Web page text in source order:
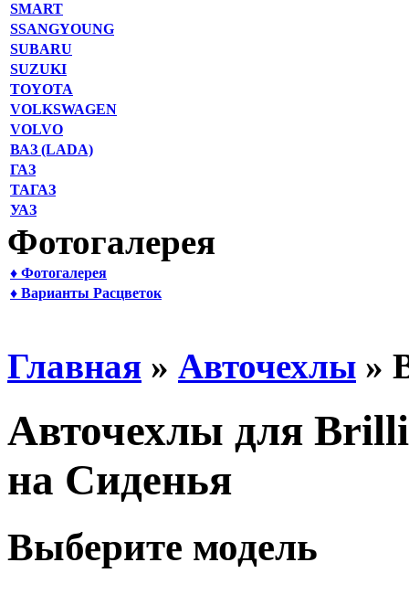
SMART
SSANGYOUNG
SUBARU
SUZUKI
TOYOTA
VOLKSWAGEN
VOLVO
ВАЗ (LADA)
ГАЗ
ТАГАЗ
УАЗ
Фотогалерея
♦ Фотогалерея
♦ Варианты Расцветок
Главная » Авточехлы »
Авточехлы для
на Сиденья
Выберите модель